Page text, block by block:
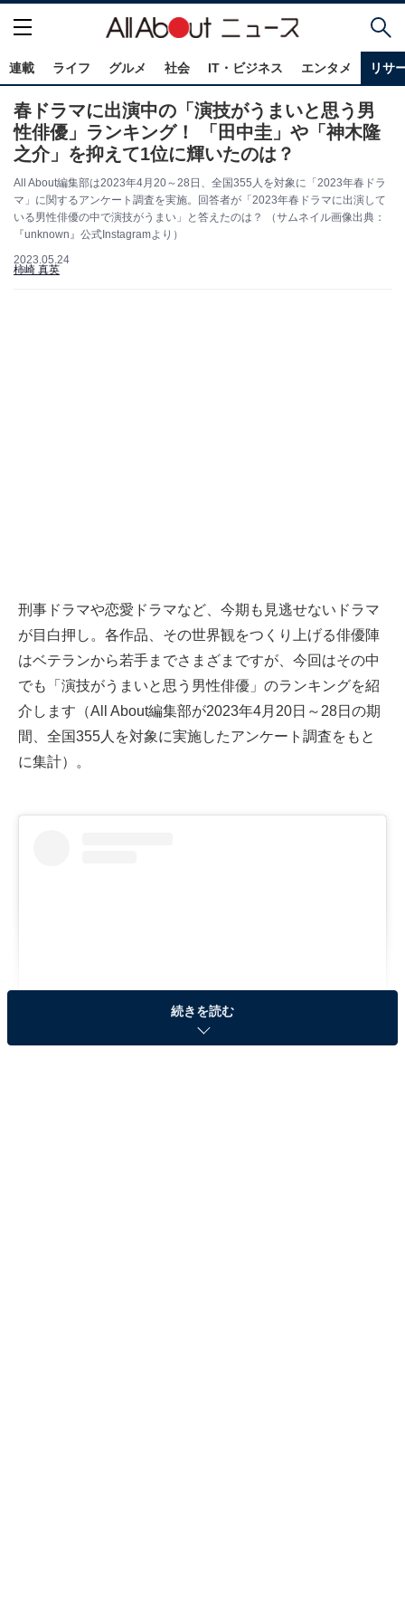
連載 ライフ グルメ 社会 IT・ビジネス エンタメ リサ
春ドラマに出演中の「演技がうまいと思う男
性俳優」ランキング！ 「田中圭」や「神木隆
之介」を抑えて1位に輝いたのは？
All About編集部は2023年4月20～28日、全国355人を対象に「2023年春ドラ
マ」に関するアンケート調査を実施。回答者が「2023年春ドラマに出演して
いる男性俳優の中で演技がうまい」と答えたのは？ ​​（サムネイル画像出典：
『unknown』公式Instagramより）
2023.05.24
柿崎 真英
刑事ドラマや恋愛ドラマなど、今期も見逃せないドラマ
が目白押し。各作品、その世界観をつくり上げる俳優陣
はベテランから若手までさまざまですが、今回はその中
でも「演技がうまいと思う男性俳優」のランキングを紹
介します（All About編集部が2023年4月20日～28日の期
間、全国355人を対象に実施したアンケート調査をもと
に集計）。
続きを読む